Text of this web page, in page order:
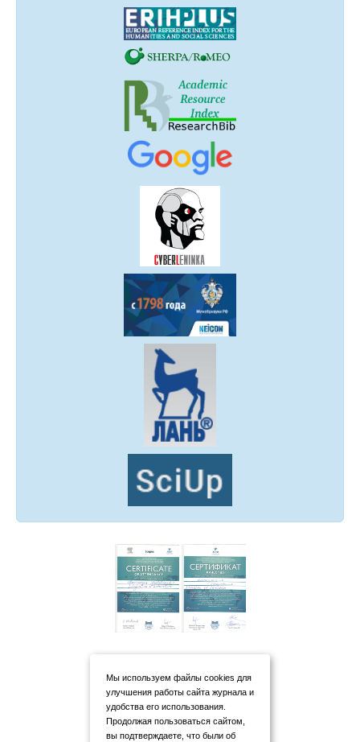
Мы используем файлы cookies для
улучшения работы сайта журнала и
удобства его использования.
Продолжая пользоваться сайтом,
вы подтверждаете, что были об